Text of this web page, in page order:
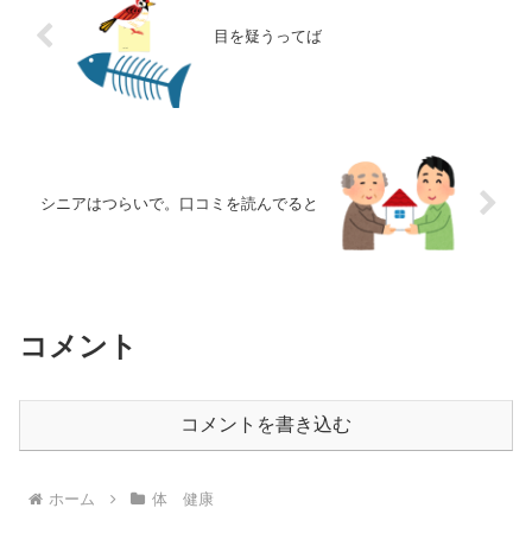
目を疑うってば
シニアはつらいで。口コミを読んでると
コメント
コメントを書き込む
ホーム 体 健康